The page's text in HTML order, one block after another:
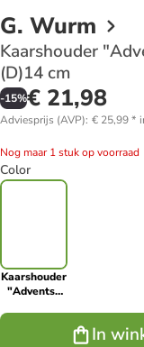
G. Wurm
Kaarshouder
(D)14 cm
-15%€ 21,98
Adviesprijs (AVP): € 25,99*
Nog maar 1 stuk op voorraad
Color
Kaarshouder
"Advents"
(H)6 x (D)14
In